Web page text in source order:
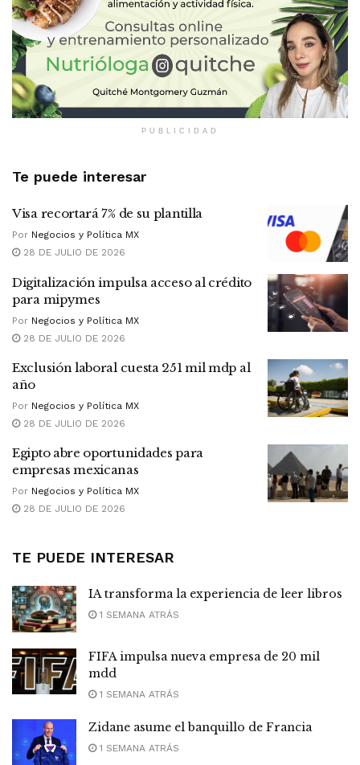
PUBLICIDAD
Te puede interesar
Visa recortará 7% de su plantilla
Por Negocios y Política MX
28 DE JULIO DE 2026
Digitalización impulsa acceso al crédito
para mipymes
Por Negocios y Política MX
28 DE JULIO DE 2026
Exclusión laboral cuesta 251 mil mdp al
año
Por Negocios y Política MX
28 DE JULIO DE 2026
Egipto abre oportunidades para
empresas mexicanas
Por Negocios y Política MX
28 DE JULIO DE 2026
TE PUEDE INTERESAR
IA transforma la experiencia de leer libros
1 SEMANA ATRÁS
FIFA impulsa nueva empresa de 20 mil
mdd
1 SEMANA ATRÁS
Zidane asume el banquillo de Francia
1 SEMANA ATRÁS